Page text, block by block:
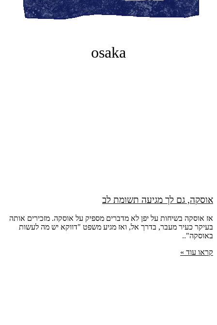
osaka
אוסקה, גם לך מגיעה תשומת לב
אז אוסקה בשיחות על יפן לא מדברים מספיק על אוסקה. מזכירים אותה
בעיקר כעיר מעבר, בדרך אל, ואז מגיע משפט "דווקא יש מה לעשות
באוסקה"..
קראו עוד »